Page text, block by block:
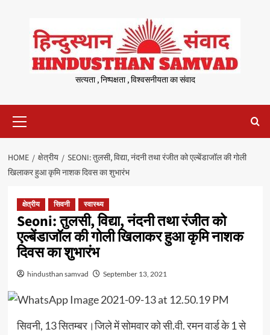
content
सत्यता , निष्पक्षता , विश्वसनीयता का संवाद
Menu
HOME क्षेत्रीय
SEONI: तुलसी, विद्या, नंदनी तथा रंजीत को एल्बेंडाजॉल की गोली
खिलाकर हुआ कृमि नाशक दिवस का शुभारंभ
क्षेत्रीय सिवनी स्वास्थ्य
Seoni: तुलसी, विद्या, नंदनी तथा रंजीत को
एल्बेंडाजॉल की गोली खिलाकर हुआ कृमि नाशक
दिवस का शुभारंभ
hindusthan samvad September 13, 2021
सिवनी, 13 सितम्बर।जिले में सोमवार को सी.वी. रमन वार्ड के 1 से